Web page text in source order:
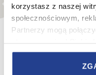
korzystasz z naszej
społecznościowym,
Partnerzy mogą
korzystania z ich usług.